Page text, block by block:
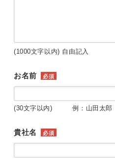
(1000文字以内) 自由記入
お名前 必須
(30文字以内) 例：山田太郎
貴社名 必須